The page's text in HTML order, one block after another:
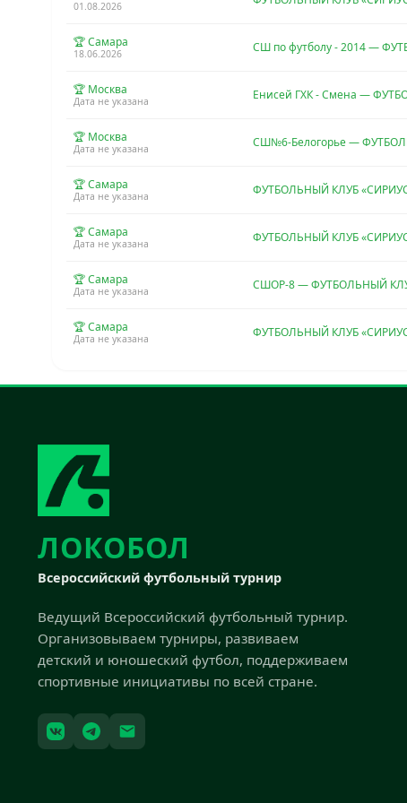
01.08.2026
🏆 Самара
18.06.2026 СШ по футболу - 2014 —
🏆 Москва
Дата не указана Енисей ГХК - Смена —
🏆 Москва
Дата не указана СШ№6-Белогорье —
🏆 Самара
Дата не указана ФУТБОЛЬНЫЙ КЛУБ
🏆 Самара
Дата не указана ФУТБОЛЬНЫЙ КЛУБ
🏆 Самара
Дата не указана СШОР-8 — ФУТБОЛЬНЫЙ
🏆 Самара
Дата не указана ФУТБОЛЬНЫЙ КЛУБ
ЛОКОБОЛ
Всероссийский футбольный турнир
Ведущий Всероссийский футбольный турнир.
Организовываем турниры, развиваем
детский и юношеский футбол, поддерживаем
спортивные инициативы по всей стране.